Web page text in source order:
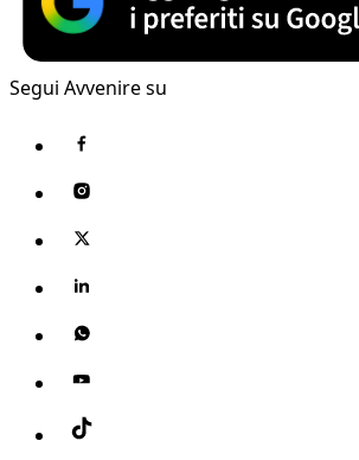
Segui Avvenire su